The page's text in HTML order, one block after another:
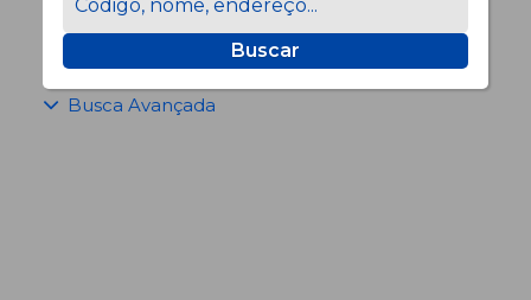
Buscar
Busca Avançada